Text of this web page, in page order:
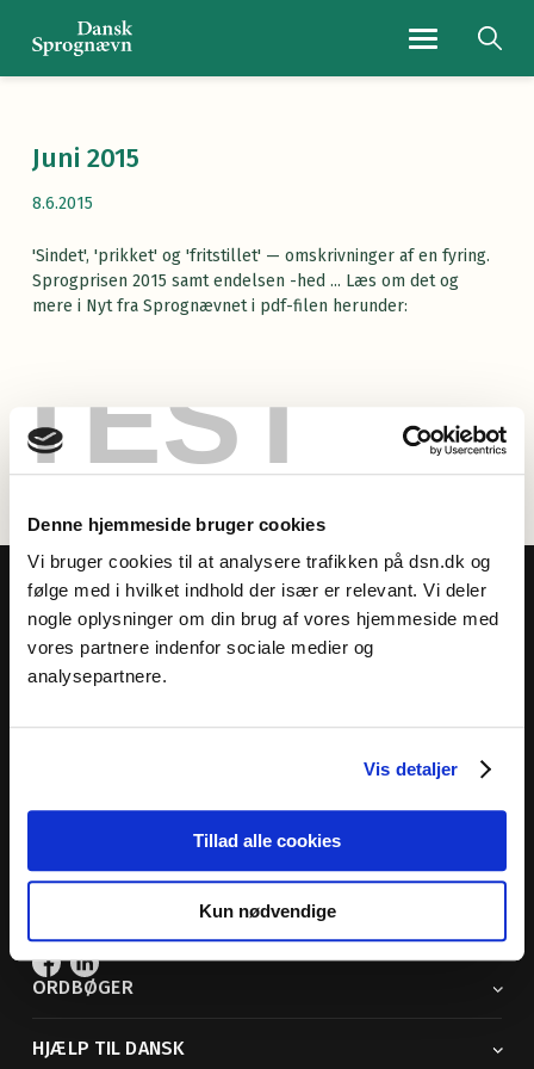
TEST
Denne hjemmeside bruger cookies
Vi bruger cookies til at analysere trafikken på dsn.dk og
følge med i hvilket indhold der især er relevant. Vi deler
nogle oplysninger om din brug af vores hjemmeside med
vores partnere indenfor sociale medier og
analysepartnere.
Vis detaljer
Tillad alle cookies
Kun nødvendige
Navigationsmenu
Juni 2015
8.6.2015
'Sindet', 'prikket' og 'fritstillet' — omskrivninger af en fyring.
Sprogprisen 2015 samt endelsen -hed ... Læs om det og
mere i Nyt fra Sprognævnet i pdf-filen herunder:
Læs Nyt fra Sprognævnet 2015/2(pdf)
Adelgade 119 B
Sproglige spørgsmål:33 74 74 74
Andre henvendelser:33 74 74 00· adm@dsn.dk
Vi findes også på sociale medier
ORDBØGER
HJÆLP TIL DANSK